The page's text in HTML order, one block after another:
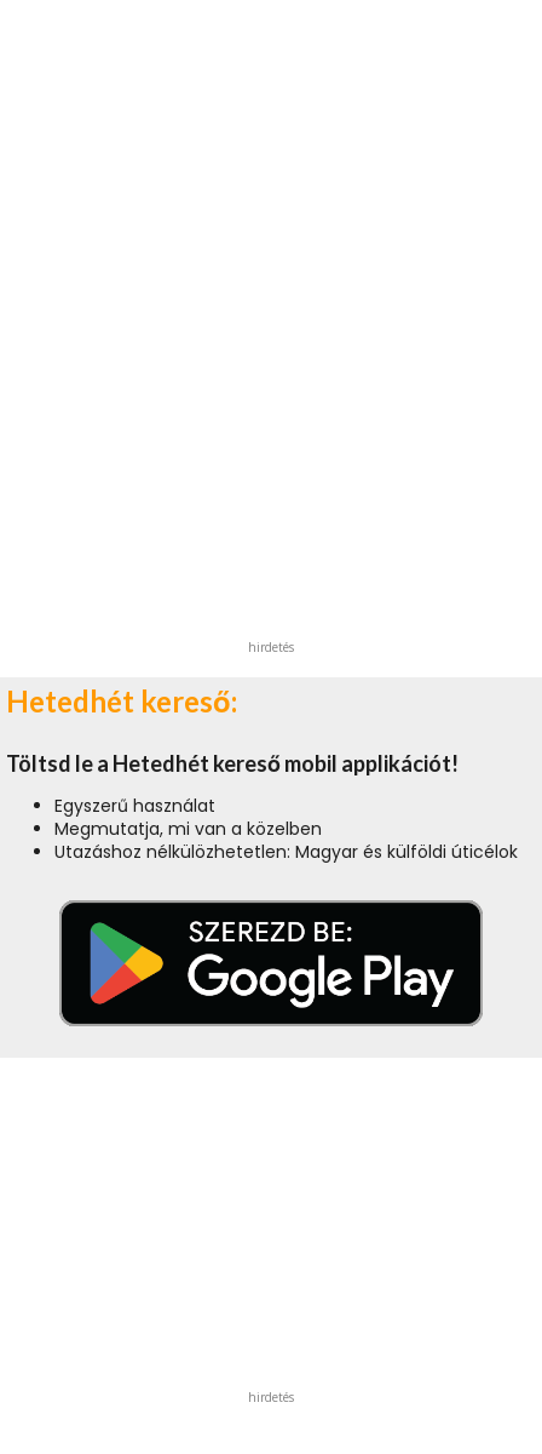
hirdetés
Hetedhét kereső:
Töltsd le a Hetedhét kereső mobil applikációt!
Egyszerű használat
Megmutatja, mi van a közelben
Utazáshoz nélkülözhetetlen: Magyar és külföldi úticélok
hirdetés